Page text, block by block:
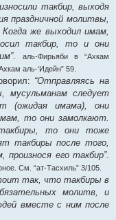
такбир, выходя
праздничной молитвы,
же выходил имам,
такбир, то и они
.
аль-Фирьяби в “Ахкам
аль-‘Идейн” 59.
“Отправляясь на
мусульманам следует
(ожидая имама), они
то они замолкают.
то они тоже
такбиры после того,
его такбир”.
См. “ат-Тасхиль” 3/105.
так, что такбиры в
молитв, и
вместе с ним после